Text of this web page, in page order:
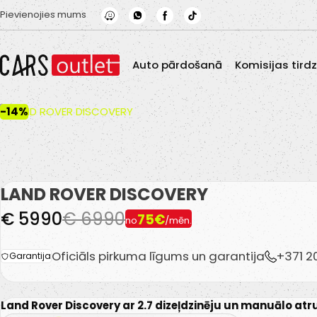
Skip to main content
Pievienojies mums
Auto pārdošanā Komisijas
-14%
LAND ROVER DISCOVERY
no75€/mēn.
€ 6990
€ 5990
GarantijaOficiāls pirkuma līgums un garantija +371
Land Rover Discovery ar 2.7 dizeļdzinēju un manuālo